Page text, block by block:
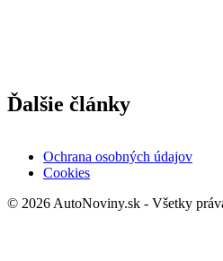
Ďalšie články
Ochrana osobných údajov
Cookies
© 2026 AutoNoviny.sk - Všetky